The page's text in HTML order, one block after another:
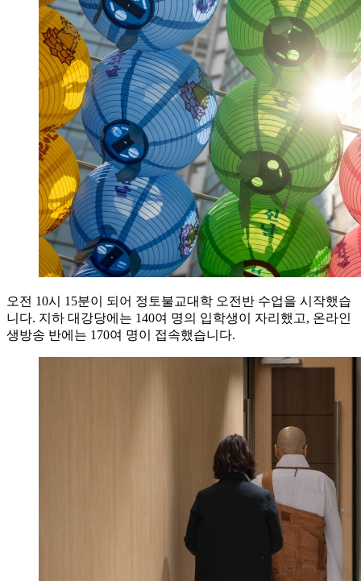
오전 10시 15분이 되어 정토불교대학 오전반 수업을 시작했습
니다. 지하 대강당에는 140여 명의 입학생이 자리했고, 온라인
생방송 반에는 170여 명이 접속했습니다.